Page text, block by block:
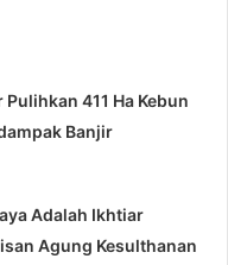
Pulihkan 411 Ha Kebun
Banjir
Adalah Ikhtiar
Agung Kesulthanan